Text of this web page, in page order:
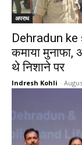
अपराध
Dehradun ke
कमाया मुनाफा,
थे निशाने पर
Indresh Kohli -